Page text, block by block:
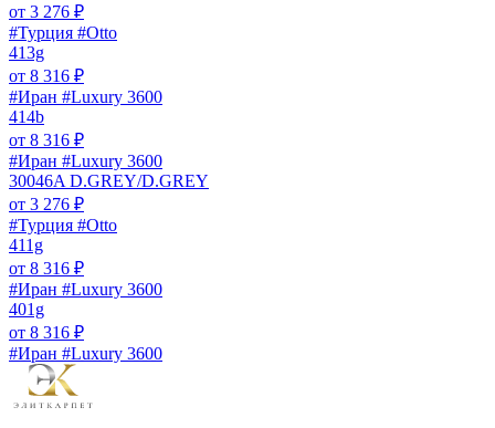
от 3 276 ₽
#Турция #Otto
413g
от 8 316 ₽
#Иран #Luxury 3600
414b
от 8 316 ₽
#Иран #Luxury 3600
30046A D.GREY/D.GREY
от 3 276 ₽
#Турция #Otto
411g
от 8 316 ₽
#Иран #Luxury 3600
401g
от 8 316 ₽
#Иран #Luxury 3600